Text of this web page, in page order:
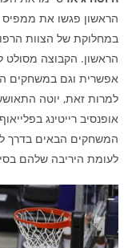
הראשון פגשו את ממפיס
במחלוקת של הצוות
הראשון. הקבוצה מסולט
אפשרית וגם במשחקים
אופנסיב רייטינג
לעומת היריבה שלהם